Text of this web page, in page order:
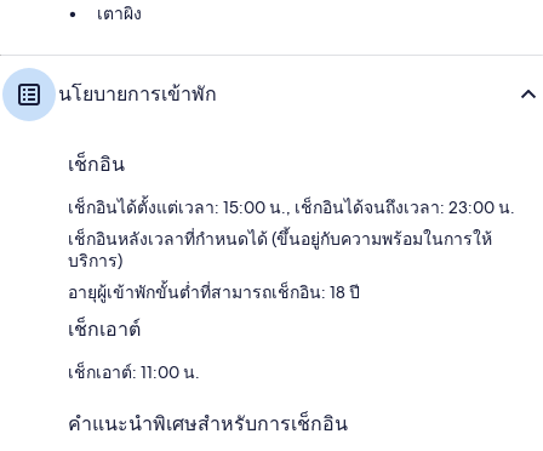
เตาผิง
นโยบายการเข้าพัก
เช็กอิน
เช็กอินได้ตั้งแต่เวลา: 15:00 น., เช็กอินได้จนถึงเวลา: 23:00 น.
เช็กอินหลังเวลาที่กำหนดได้ (ขึ้นอยู่กับความพร้อมในการให้
บริการ)
อายุผู้เข้าพักขั้นต่ำที่สามารถเช็กอิน: 18 ปี
เช็กเอาต์
เช็กเอาต์: 11:00 น.
คำแนะนำพิเศษสำหรับการเช็กอิน